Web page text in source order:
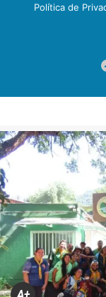
Política de